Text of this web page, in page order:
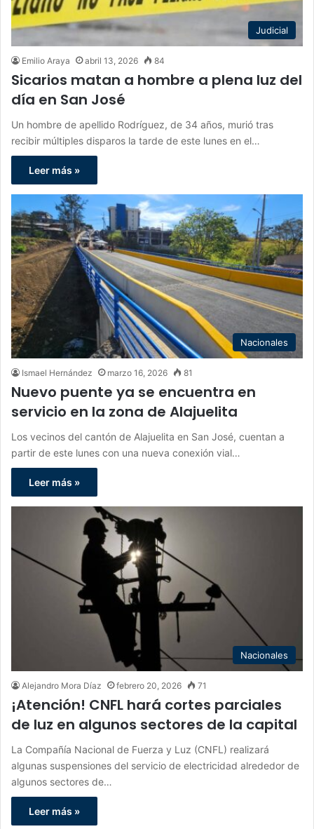
Judicial
Emilio Araya abril 13, 2026 84
Sicarios matan a hombre a plena luz del
día en San José
Un hombre de apellido Rodríguez, de 34 años, murió tras
recibir múltiples disparos la tarde de este lunes en el…
Leer más »
Nacionales
Ismael Hernández marzo 16, 2026 81
Nuevo puente ya se encuentra en
servicio en la zona de Alajuelita
Los vecinos del cantón de Alajuelita en San José, cuentan a
partir de este lunes con una nueva conexión vial…
Leer más »
Nacionales
Alejandro Mora Díaz febrero 20, 2026 71
¡Atención! CNFL hará cortes parciales
de luz en algunos sectores de la capital
La Compañía Nacional de Fuerza y Luz (CNFL) realizará
algunas suspensiones del servicio de electricidad alrededor de
algunos sectores de…
Leer más »